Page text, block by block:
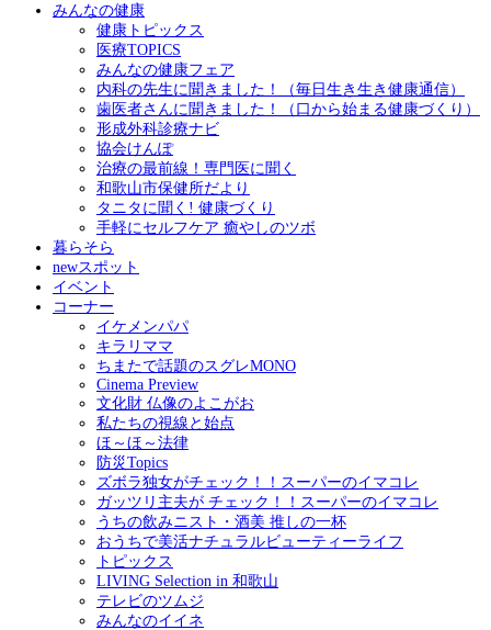
みんなの健康
健康トピックス
医療TOPICS
みんなの健康フェア
内科の先生に聞きました！（毎日生き生き健康通信）
歯医者さんに聞きました！（口から始まる健康づくり）
形成外科診療ナビ
協会けんぽ
治療の最前線！専門医に聞く
和歌山市保健所だより
タニタに聞く! 健康づくり
手軽にセルフケア 癒やしのツボ
暮らそら
newスポット
イベント
コーナー
イケメンパパ
キラリママ
ちまたで話題のスグレMONO
Cinema Preview
文化財 仏像のよこがお
私たちの視線と始点
ほ～ほ～法律
防災Topics
ズボラ独女がチェック！！スーパーのイマコレ
ガッツリ主夫が チェック！！スーパーのイマコレ
うちの飲みニスト・酒美 推しの一杯
おうちで美活ナチュラルビューティーライフ
トピックス
LIVING Selection in 和歌山
テレビのツムジ
みんなのイイネ